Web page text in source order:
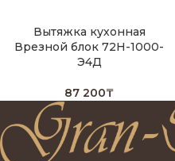
Вытяжка кухонная
Врезной блок 72Н-1000-
Э4Д
87 200₸